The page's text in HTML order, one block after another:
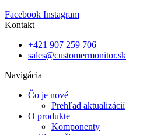
Facebook Instagram
Kontakt
+421 907 259 706
sales@customermonitor.sk
Navigácia
Čo je nové
Prehľad aktualizácií
O produkte
Komponenty